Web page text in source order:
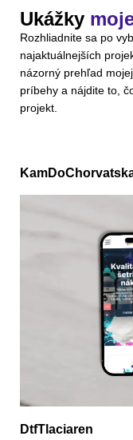
Ukážky
Rozhliadnite sa po
najaktuálnejších
názorný prehľad
príbehy a nájdite to,
projekt.
DtfTlaciaren